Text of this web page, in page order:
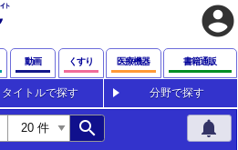
account_circle
動画 くすり 医療機器 書籍通販
タイトルで探す 分野で探す
search notifications